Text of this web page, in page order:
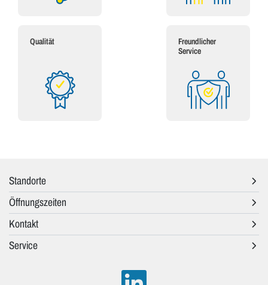
Qualität
Freundlicher
Service
Standorte
Öffnungszeiten
Kontakt
Service